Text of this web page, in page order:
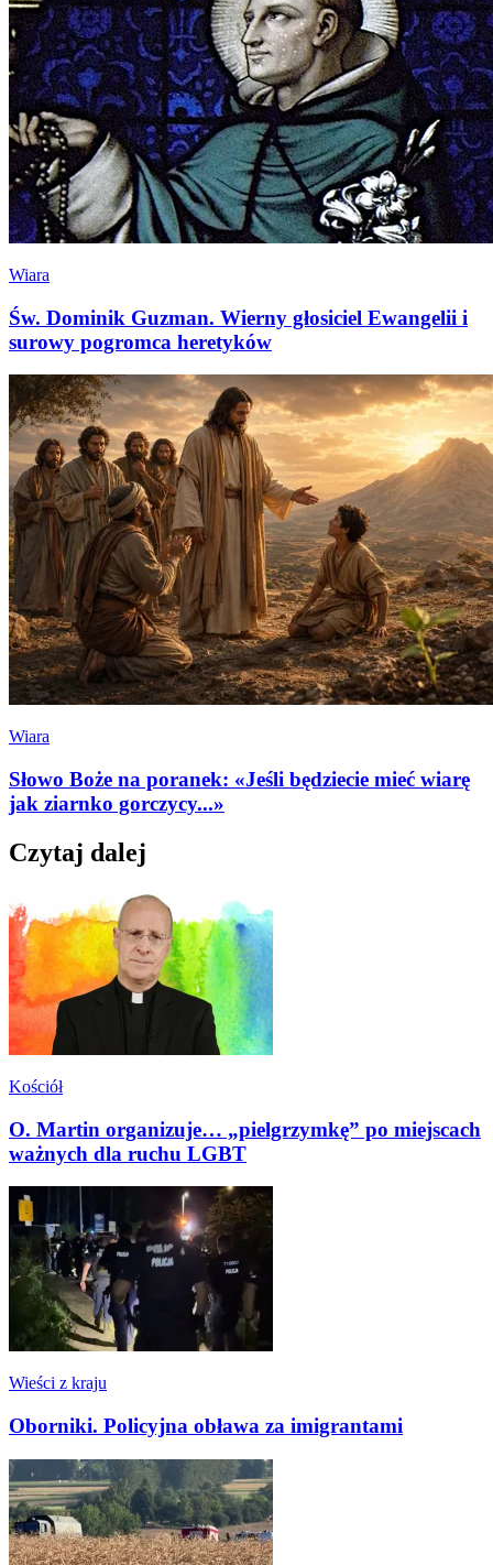
Wiara
Św. Dominik Guzman. Wierny głosiciel Ewangelii i
surowy pogromca heretyków
Wiara
Słowo Boże na poranek: «Jeśli będziecie mieć wiarę
jak ziarnko gorczycy...»
Czytaj dalej
Kościół
O. Martin organizuje… „pielgrzymkę” po miejscach
ważnych dla ruchu LGBT
Wieści z kraju
Oborniki. Policyjna obława za imigrantami